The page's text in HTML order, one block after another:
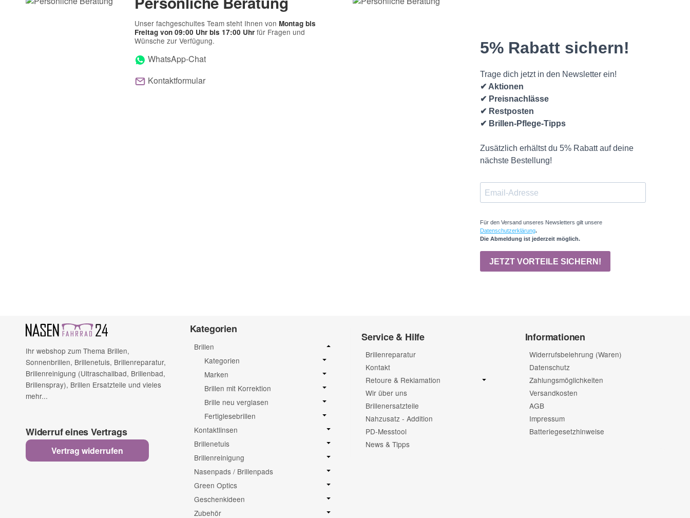
Unser fachgeschultes Team steht Ihnen von Montag bis
Freitag von 09:00 Uhr bis 17:00 Uhr für Fragen und
Wünsche zur Verfügung.
WhatsApp-Chat
Kontaktformular
Ihr webshop zum Thema Brillen,
Sonnenbrillen, Brillenetuis, Brillenreparatur,
Brillenreinigung (Ultraschallbad, Brillenbad,
Brillenspray), Brillen Ersatzteile und vieles
mehr...
Widerruf eines Vertrags
Vertrag widerrufen
Kategorien
Brillen
Kategorien
Marken
Brillen mit Korrektion
Brille neu verglasen
Fertiglesebrillen
Kontaktlinsen
Brillenetuis
Brillenreinigung
Nasenpads / Brillenpads
Green Optics
Geschenkideen
Zubehör
Service & Hilfe
Brillenreparatur
Kontakt
Retoure & Reklamation
Wir über uns
Brillenersatzteile
Nahzusatz - Addition
PD-Messtool
News & Tipps
Informationen
Widerrufsbelehrung (Waren)
Datenschutz
Zahlungsmöglichkeiten
Versandkosten
AGB
Impressum
Batteriegesetzhinweise